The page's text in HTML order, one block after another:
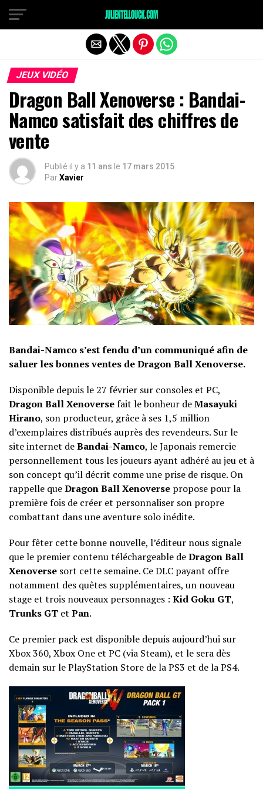
JEUX VIDÉO
Dragon Ball Xenoverse : Bandai-
Namco satisfait des chiffres de
vente
Publié il y a 11 ans le 17 mars 2015
ParXavier
Bandai-Namco s’est fendu d’un communiqué afin de
saluer les bonnes ventes de Dragon Ball Xenoverse.
Disponible depuis le 27 février sur consoles et PC,
Dragon Ball Xenoversefait le bonheur deMasayuki
Hirano, son producteur, grâce à ses 1,5 million
d’exemplaires distribués auprès des revendeurs. Sur le
site internet deBandai-Namco, le Japonais remercie
personnellement tous les joueurs ayant adhéré au jeu et à
son concept qu’il décrit comme une prise de risque. On
rappelle queDragon Ball Xenoverse propose pour la
première fois de créer et personnaliser son propre
combattant dans une aventure solo inédite.
Pour fêter cette bonne nouvelle, l’éditeur nous signale
que le premier contenu téléchargeable deDragon Ball
Xenoverse sort cette semaine. Ce DLC payant offre
notamment des quêtes supplémentaires, un nouveau
stage et trois nouveaux personnages : Kid Goku GT,
Trunks GT et Pan.
Ce premier pack est disponible depuis aujourd’hui sur
Xbox 360, Xbox One et PC (via Steam), et le sera dès
demain sur le PlayStation Store de la PS3 et de la PS4.